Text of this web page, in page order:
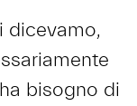
dicevamo,
bisogno di